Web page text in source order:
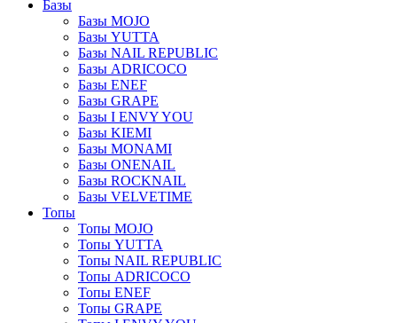
Базы
Базы MOJO
Базы YUTTA
Базы NAIL REPUBLIC
Базы ADRICOCO
Базы ENEF
Базы GRAPE
Базы I ENVY YOU
Базы KIEMI
Базы MONAMI
Базы ONENAIL
Базы ROCKNAIL
Базы VELVETIME
Топы
Топы MOJO
Топы YUTTA
Топы NAIL REPUBLIC
Топы ADRICOCO
Топы ENEF
Топы GRAPE